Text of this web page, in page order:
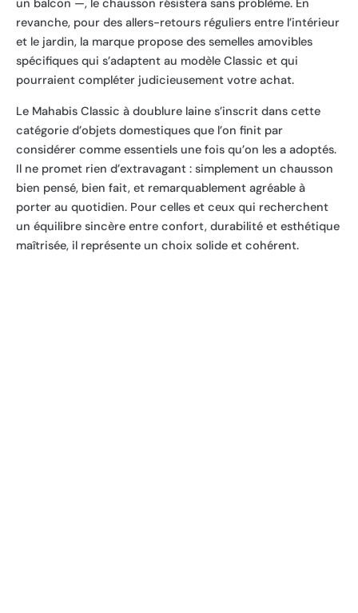
un balcon —, le chausson résistera sans problème. En
revanche, pour des allers-retours réguliers entre l’intérieur
et le jardin, la marque propose des semelles amovibles
spécifiques qui s’adaptent au modèle Classic et qui
pourraient compléter judicieusement votre achat.
Le Mahabis Classic à doublure laine s’inscrit dans cette
catégorie d’objets domestiques que l’on finit par
considérer comme essentiels une fois qu’on les a adoptés.
Il ne promet rien d’extravagant : simplement un chausson
bien pensé, bien fait, et remarquablement agréable à
porter au quotidien. Pour celles et ceux qui recherchent
un équilibre sincère entre confort, durabilité et esthétique
maîtrisée, il représente un choix solide et cohérent.